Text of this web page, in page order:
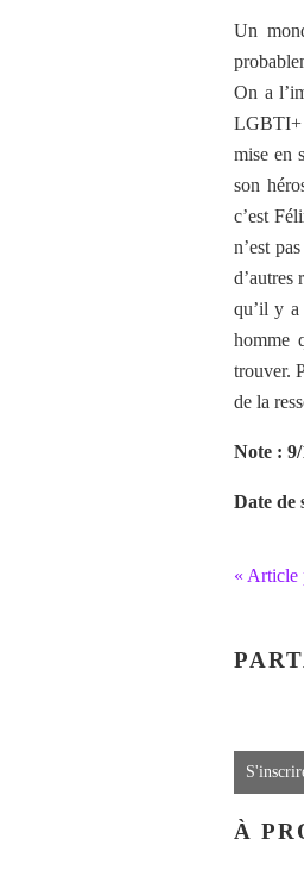
Un
On a
LGBTI+
mise en
son
c’est
n’est
d’autres
qu’il y a
homme
trouver.
de la
Note :
Date de
« Article
À